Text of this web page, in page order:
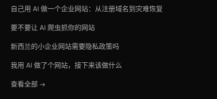
自己用 AI 做一个企业网站：从注册域名到灾难恢复
要不要让 AI 爬虫抓你的网站
新西兰的小企业网站需要隐私政策吗
我用 AI 做了个网站，接下来该做什么
查看全部 →